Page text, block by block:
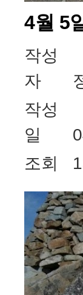
4월 5
작성
자
작성
일
조회